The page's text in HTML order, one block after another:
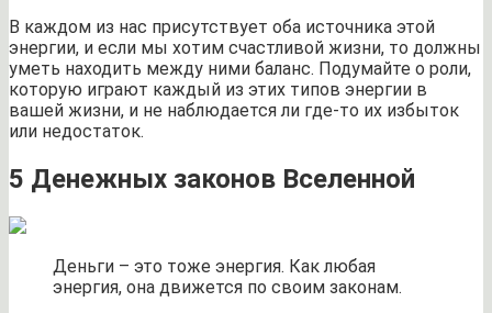
В каждом из нас присутствует оба источника этой
энергии, и если мы хотим счастливой жизни, то должны
уметь находить между ними баланс. Подумайте о роли,
которую играют каждый из этих типов энергии в
вашей жизни, и не наблюдается ли где-то их избыток
или недостаток.
5 Денежных законов Вселенной
Деньги – это тоже энергия. Как любая
энергия, она движется по своим законам.